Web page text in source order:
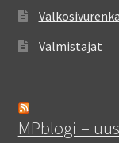
Valmistajat
MPblogi –